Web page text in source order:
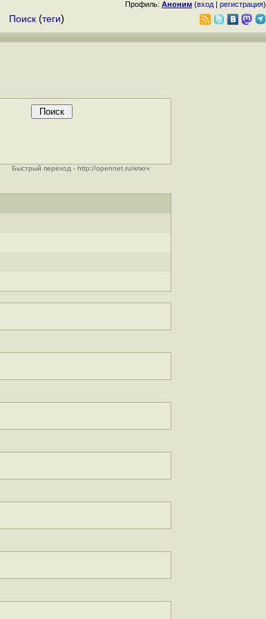
Профиль: Аноним (вход | регистрация)
Поиск (теги)
Быстрый переход - http://opennet.ru/ключ